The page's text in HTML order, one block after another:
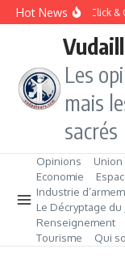
Aller au contenu
Hot NewsDrive ou Click &
Les
mais
sacrés
Opinions
Economie
Industrie
Le Décryptage du
Renseignement
Tourisme
Qui